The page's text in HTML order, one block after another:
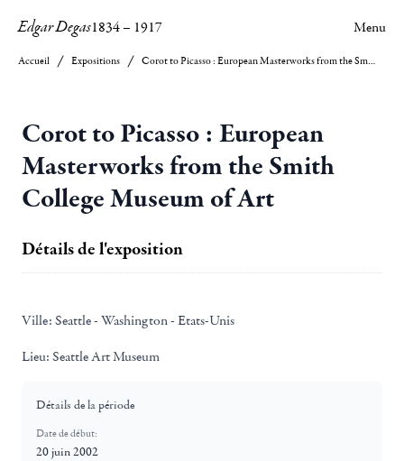
Edgar Degas1834– 1917 Menu
Accueil Expositions Corot to Picasso : European Masterworks from the Smith College Museum of Art
Corot to Picasso : European
Masterworks from the Smith
College Museum of Art
Détails de l'exposition
Ville: Seattle - Washington - Etats-Unis
Lieu: Seattle Art Museum
Détails de la période
Date de début:
20 juin 2002